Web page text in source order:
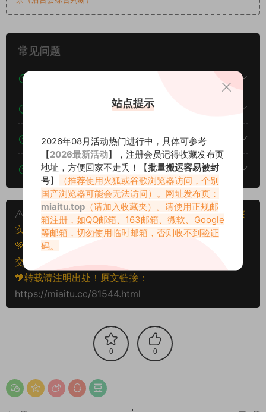
常见问题
我不会解压怎么办？
遇见其他问题怎么办？
该资源能搬运分享吗？
本文资源仅供个人参考学习，请勿批量搬运，一经核
实将封禁账号权限！
💚本文资源均来源网友分享，若侵犯了您的权益可以提
交工单处理。
🧡转载请注明出处！原文链接：
https://miaitu.cc/81544.html
0 0
站点提示
2026年08月活动热门进行中，具体可参考
【2026最新活动】，注册会员记得收藏发布页
地址，方便回家不走丢！【批量搬运容易被封
号】
（推荐使用火狐或谷歌浏览器访问，个别
国产浏览器可能会无法访问）。网址发布页：
miaitu.top （请加入收藏夹）。请使用正规邮
箱注册，如QQ邮箱、163邮箱、微软、Google
等邮箱，切勿使用临时邮箱，否则收不到验证
码。